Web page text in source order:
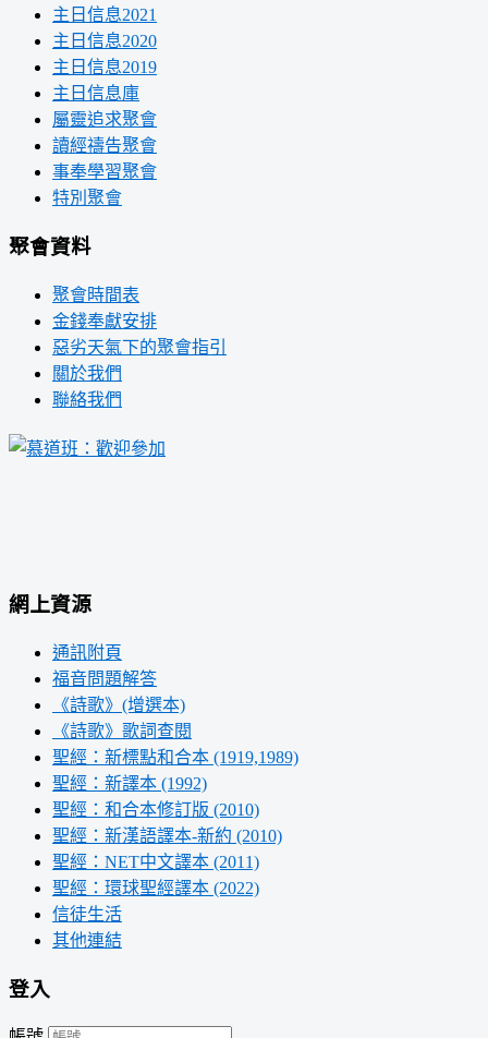
主日信息2021
主日信息2020
主日信息2019
主日信息庫
屬靈追求聚會
讀經禱告聚會
事奉學習聚會
特別聚會
聚會資料
聚會時間表
金錢奉獻安排
惡劣天氣下的聚會指引
關於我們
聯絡我們
網上資源
通訊附頁
福音問題解答
《詩歌》(增選本)
《詩歌》歌詞查閱
聖經：新標點和合本 (1919,1989)
聖經：新譯本 (1992)
聖經：和合本修訂版 (2010)
聖經：新漢語譯本-新約 (2010)
聖經：NET中文譯本 (2011)
聖經：環球聖經譯本 (2022)
信徒生活
其他連結
登入